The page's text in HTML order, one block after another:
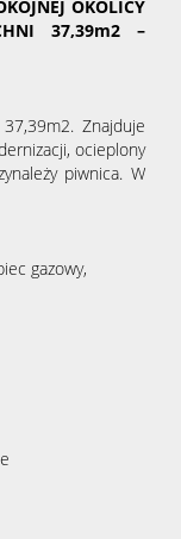
OKOLICY
37,39m2 –
Znajduje
ocieplony
piwnica. W
gazowy,